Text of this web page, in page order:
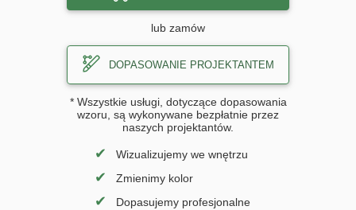
lub zamów
DOPASOWANIE PROJEKTANTEM
* Wszystkie usługi, dotyczące dopasowania
wzoru, są wykonywane bezpłatnie przez
naszych projektantów.
✔ Wizualizujemy we wnętrzu
✔ Zmienimy kolor
✔ Dopasujemy profesjonalne